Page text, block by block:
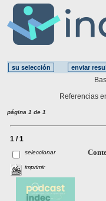
Referencias
página 1 de 1
1 / 1
seleccionar
imprimir